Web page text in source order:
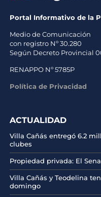
Portal Informativo de la
Medio de Comunicación
con registro Nº 30.280
Según Decreto Provincial
RENAPPO Nº 5785P
Política de Privacidad
ACTUALIDAD
Villa Cañás entregó 6.2
clubes
Propiedad privada: El
Villa Cañás y Teodelina
domingo